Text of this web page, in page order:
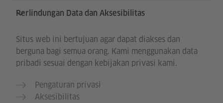
Perlindungan Data dan Aksesibilitas
Situs web ini bertujuan agar dapat diakses dan
berguna bagi semua orang. Kami menggunakan data
pribadi sesuai dengan kebijakan privasi kami.
Pengaturan privasi
Aksesibilitas